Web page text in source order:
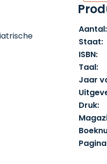
Aantal:
Staat:
ISBN:
Taal:
Jaar
Druk: